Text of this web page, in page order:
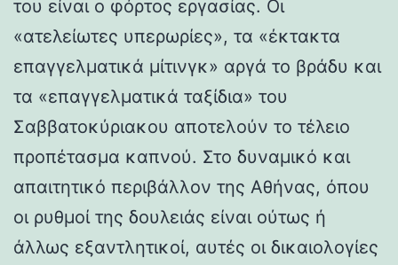
του είναι ο φόρτος εργασίας. Οι
«ατελείωτες υπερωρίες», τα «έκτακτα
επαγγελματικά μίτινγκ» αργά το βράδυ και
τα «επαγγελματικά ταξίδια» του
Σαββατοκύριακου αποτελούν το τέλειο
προπέτασμα καπνού. Στο δυναμικό και
απαιτητικό περιβάλλον της Αθήνας, όπου
οι ρυθμοί της δουλειάς είναι ούτως ή
άλλως εξαντλητικοί, αυτές οι δικαιολογίες